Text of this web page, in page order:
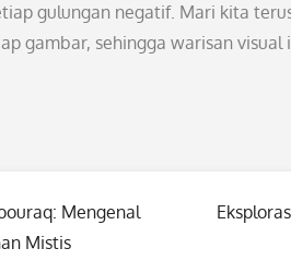
gulungan negatif. Mari kita
gambar, sehingga warisan
Mengenal
Mistis